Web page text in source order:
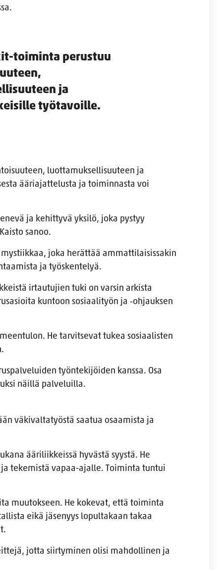
toiminta perustuu
ja
työtavoille.
luottamuksellisuuteen ja
ääriajattelusta ja toiminnasta voi
ja kehittyvä yksilö, joka pystyy
sanoo.
joka herättää ammattilaisissakin
ja työskentelyä.
irtautujien tuki on varsin arkista
kuntoon sosiaalityön ja ‑ohjauksen
He tarvitsevat tukea sosiaalisten
työntekijöiden kanssa. Osa
näillä palveluilla.
väkivaltatyöstä saatua osaamista ja
ääriliikkeissä hyvästä syystä. He
tekemistä vapaa-ajalle. Toiminta tuntui
muutokseen. He kokevat, että toiminta
eikä jäsenyys lopultakaan takaa
jotta siirtyminen olisi mahdollinen ja